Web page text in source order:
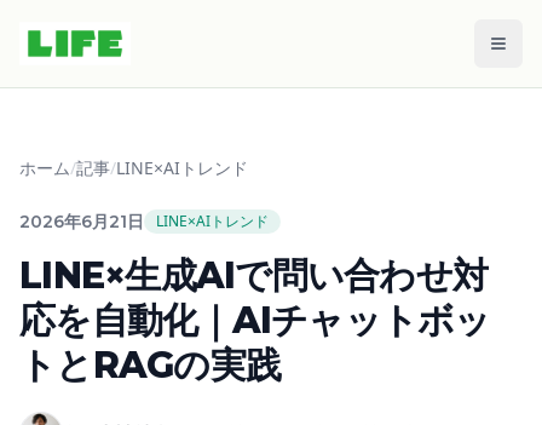
メニ
ホーム/記事/LINE×AIトレンド
2026年6月21日 LINE×AIトレンド
LINE×生成AIで問い合わせ対
応を自動化｜AIチャットボッ
トとRAGの実践